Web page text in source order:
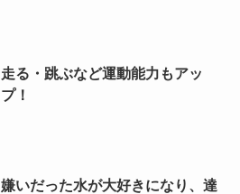
走る・跳ぶなど運動能力もアッ
プ！
嫌いだった水が大好きになり、達